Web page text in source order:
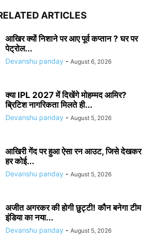
ARTICLES
आखिर क्यों निशाने पर आए पूर्व कप्तान ? घर पर
पेट्रोल...
Devanshu panday - August 6, 2026
क्या IPL 2027 में दिखेंगे मोहम्मद आमिर?
ब्रिटिश नागरिकता मिलते ही...
Devanshu panday - August 5, 2026
आखिरी गेंद पर हुआ ऐसा रन आउट, जिसे देखकर
हर कोई...
Devanshu panday - August 5, 2026
अजीत अगरकर की होगी छुट्टी! कौन बनेगा टीम
इंडिया का नया...
Devanshu panday - August 5, 2026